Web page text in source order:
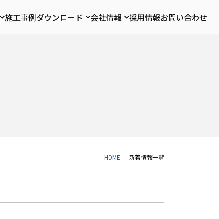
施工事例ダウンロード 会社情報 採用情報お問い合わせ
HOME 新着情報一覧